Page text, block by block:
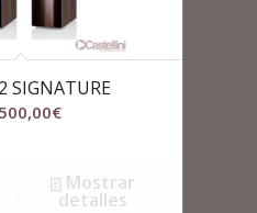
SIGNATURE
€
Mostrar
detalles